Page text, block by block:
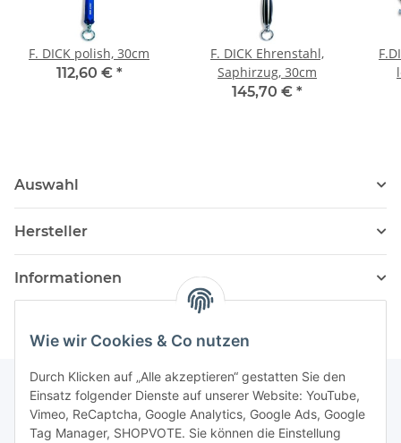
Wie wir Cookies & Co nutzen
Durch Klicken auf „Alle akzeptieren“ gestatten Sie den
Einsatz folgender Dienste auf unserer Website: YouTube,
Vimeo, ReCaptcha, Google Analytics, Google Ads, Google
Tag Manager, SHOPVOTE. Sie können die Einstellung
F. DICK polish, 30cm
112,60 € *
F. DICK Ehrenstahl,
Saphirzug, 30cm
145,70 € *
Auswahl
Hersteller
Informationen
Newsletter Abonnieren